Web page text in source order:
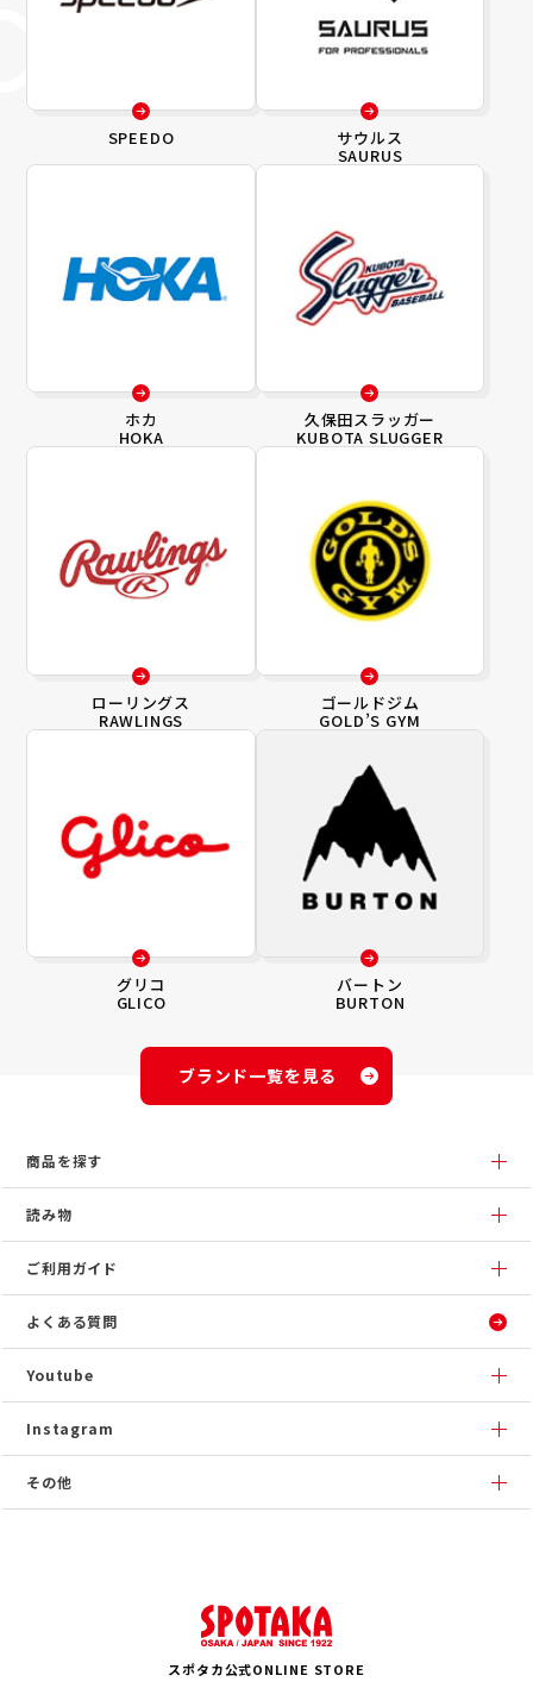
SPEEDO サウルス
SAURUS
ホカ
HOKA
久保田スラッガー
KUBOTA SLUGGER
ローリングス
RAWLINGS
ゴールドジム
GOLD’S GYM
グリコ
GLICO
バートン
BURTON
ブランド一覧を見る
商品を探す
読み物
ご利用ガイド
よくある質問
Youtube
Instagram
その他
スポタカ公式ONLINE STORE